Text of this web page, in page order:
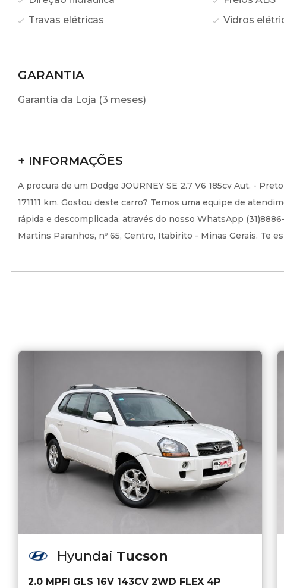
Travas elétricas
Vidros
GARANTIA
Garantia da Loja (3 meses)
+ INFORMAÇÕES
A procura de um Dodge JOURNEY SE 2.7 V6 185cv Aut. -
171111 km. Gostou deste carro? Temos uma equipe de
rápida e descomplicada, através do nosso WhatsApp
Martins Paranhos, nº 65, Centro, Itabirito - Minas Gerais. Te
Hyundai Tucson
2.0 MPFI GLS 16V 143CV 2WD FLEX 4P